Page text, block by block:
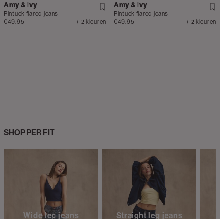
Amy & Ivy
Pintuck flared jeans
€49.95
+ 2 kleuren
Amy & Ivy
Pintuck flared jeans
€49.95
+ 2 kleuren
SHOP PER FIT
Wide leg jeans Straight leg jeans